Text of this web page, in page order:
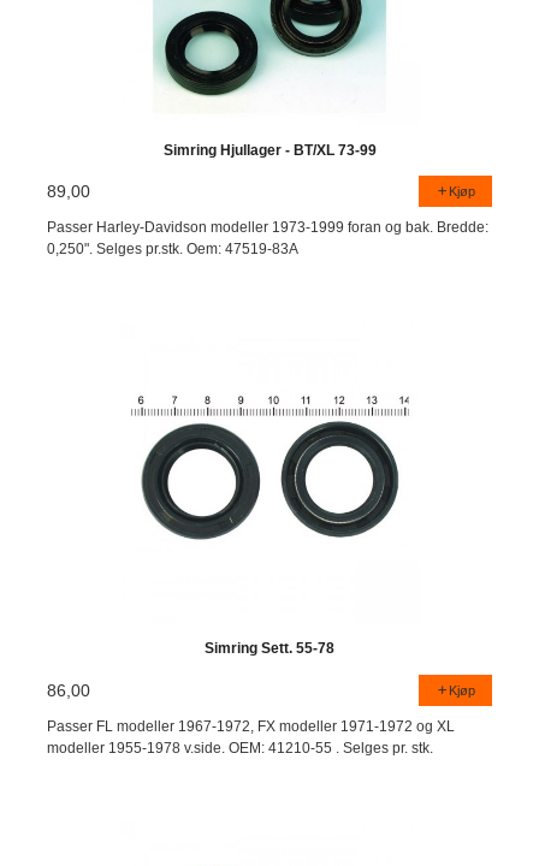
Simring Hjullager - BT/XL 73-99
89,00 Kjøp
Passer Harley-Davidson modeller 1973-1999 foran og bak. Bredde:
0,250". Selges pr.stk. Oem: 47519-83A
Simring Sett. 55-78
86,00 Kjøp
Passer FL modeller 1967-1972, FX modeller 1971-1972 og XL
modeller 1955-1978 v.side. OEM: 41210-55 . Selges pr. stk.